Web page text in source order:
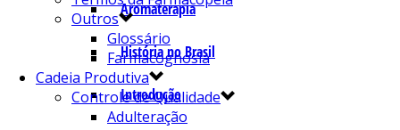
Aromaterapia
História no Brasil
Introdução
Outros
Glossário
Farmacognosia
Cadeia Produtiva
Controle de Qualidade
Adulteração